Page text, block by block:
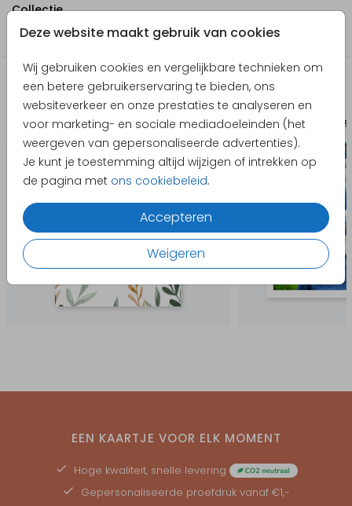
Deze website maakt gebruik van cookies
Wij gebruiken cookies en vergelijkbare technieken om
een betere gebruikerservaring te bieden, ons
websiteverkeer en onze prestaties te analyseren en
voor marketing- en sociale mediadoeleinden (het
weergeven van gepersonaliseerde advertenties).
Je kunt je toestemming altijd wijzigen of intrekken op
de pagina met ons cookiebeleid.
Accepteren
Weigeren
Collectie
Communie
Producten die hierop lijken
Bedankkaart geboorte
EEN KAARTJE VOOR ELK MOMENT
Hoge kwaliteit, snelle levering
Gepersonaliseerde proefdruk vanaf €1,-